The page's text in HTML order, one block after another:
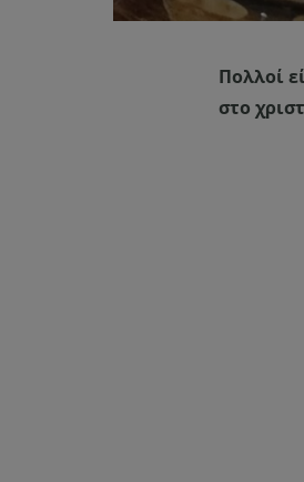
Πολλοί
στο